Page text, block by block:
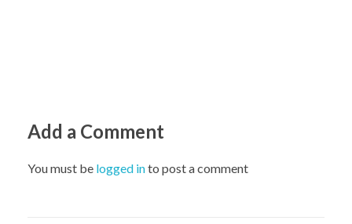
Add a Comment
You must be logged into post a comment